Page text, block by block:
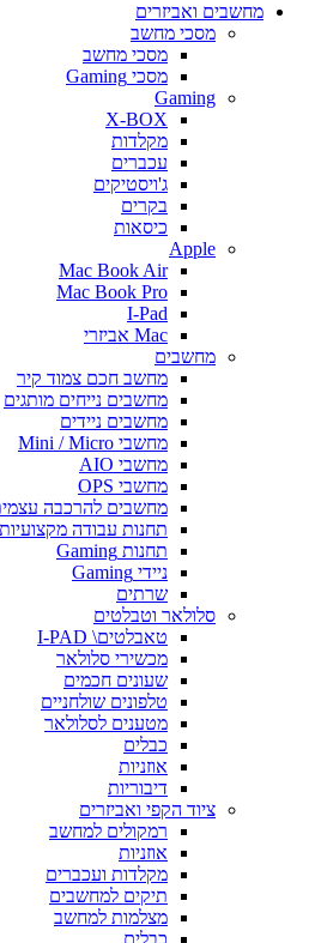
מחשבים ואביזרים
מסכי מחשב
מסכי מחשב
מסכי Gaming
Gaming
X-BOX
מקלדות
עכברים
ג'ויסטיקים
בקרים
כיסאות
Apple
Mac Book Air
Mac Book Pro
I-Pad
Mac אביזרי
מחשבים
מחשב חכם צמוד קיר
מחשבים נייחים מותגים
מחשבים ניידים
מחשבי Mini / Micro
מחשבי AIO
מחשבי OPS
מחשבים להרכבה
תחנות עבודה מקצועיות
תחנות Gaming
ניידי Gaming
שרתים
סלולאר וטבלטים
טאבלטים\ I-PAD
מכשירי סלולאר
שעונים חכמים
טלפונים שולחניים
מטענים לסלולאר
כבלים
אוזניות
דיבוריות
ציוד הקפי ואביזרים
רמקולים למחשב
אוזניות
מקלדות ועכברים
תיקים למחשבים
מצלמות למחשב
כבלים